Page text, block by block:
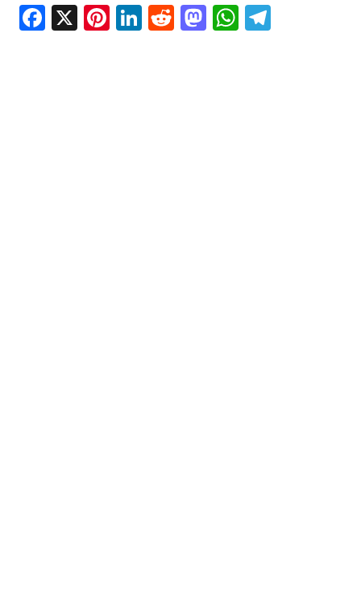
Facebook
X Pinterest
LinkedIn
Reddit
Mastodon